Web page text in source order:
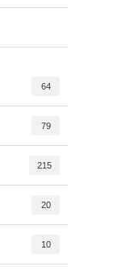
64
79
215
20
10